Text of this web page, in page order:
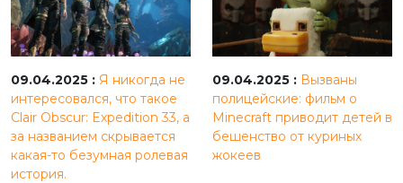
09.04.2025 : Я никогда не
интересовался, что такое
Clair Obscur: Expedition 33, а
за названием скрывается
какая-то безумная ролевая
история.
09.04.2025 : Вызваны
полицейские: фильм о
Minecraft приводит детей в
бешенство от куриных
жокеев